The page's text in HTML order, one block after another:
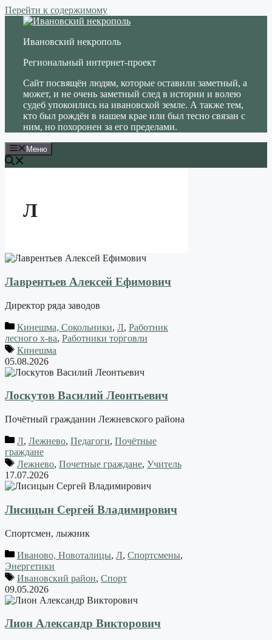
Перейти к содержимому
Ивановский некрополь
Региональный интернет-проект
Сайт посвящён людям, которые оставили заметный, а
может, и не очень заметный след в истории и волею
судеб упокоились на ивановской земле. А также тем,
кто был рождён в нашем крае или был тесно связан с
ним, но похоронен за его пределами.
Меню
Л
Лаврентьев Алексей Ефимович
Директор ряда заводов
Кинешма, Сокольники, Л, Работник
лесного х-ва, Работники торговли
Кинешма
05.08.2026
Лоскутов Василий Леонтьевич
Почётный гражданин Лежневского района
Л, Лежнево, Педагоги, Почётные
граждане
Лежнево, Почетные граждане, Учитель
17.07.2026
Лисицын Сергей Владимирович
Спортсмен, лыжник
Иваново, Новоталицы, Л, Спортсмены,
Энергетики
Ивановский район, Спорт
09.05.2026
Лион Александр Викторович